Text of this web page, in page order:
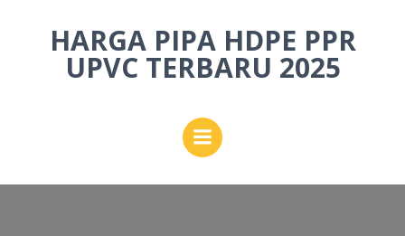
to
content
HARGA PIPA HDPE PPR
UPVC TERBARU 2025